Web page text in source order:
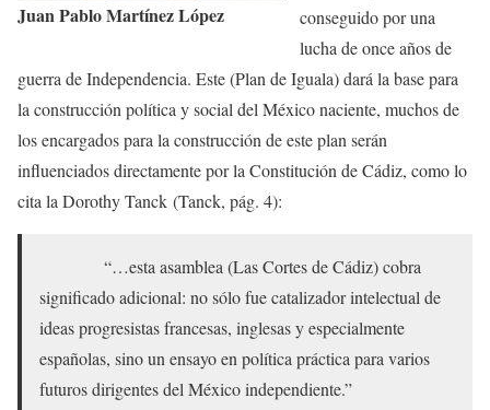
Juan Pablo Martínez López
conseguido por una
lucha de once años de
guerra de Independencia. Este (Plan de Iguala) dará la base para
la construcción política y social del México naciente, muchos de
los encargados para la construcción de este plan serán
influenciados directamente por la Constitución de Cádiz, como lo
cita la Dorothy Tanck (Tanck, pág. 4):
“…esta asamblea (Las Cortes de Cádiz) cobra
significado adicional: no sólo fue catalizador intelectual de
ideas progresistas francesas, inglesas y especialmente
españolas, sino un ensayo en política práctica para varios
futuros dirigentes del México independiente.”